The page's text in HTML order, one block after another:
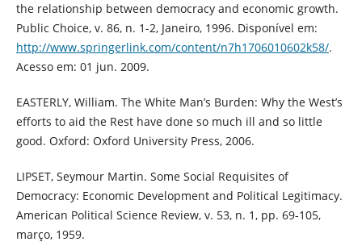
the relationship between democracy and economic growth.
Public Choice, v. 86, n. 1-2, Janeiro, 1996. Disponível em:
http://www.springerlink.com/content/n7h1706010602k58/.
Acesso em: 01 jun. 2009.
EASTERLY, William. The White Man’s Burden: Why the West’s
efforts to aid the Rest have done so much ill and so little
good. Oxford: Oxford University Press, 2006.
LIPSET, Seymour Martin. Some Social Requisites of
Democracy: Economic Development and Political Legitimacy.
American Political Science Review, v. 53, n. 1, pp. 69-105,
março, 1959.